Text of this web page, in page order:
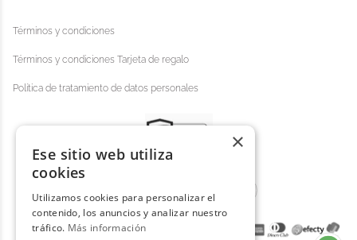
Términos y condiciones
Términos y condiciones Tarjeta de regalo
Política de tratamiento de datos personales
×
Ese sitio web utiliza
cookies
Utilizamos cookies para personalizar el
contenido, los anuncios y analizar nuestro
tráfico. Más información